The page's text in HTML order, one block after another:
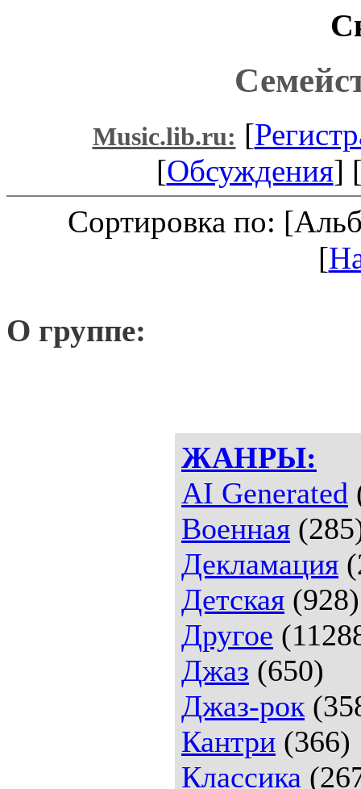
Music.lib.ru: [
[Обсуждения]
Сортировка по:
[
О группе:
ЖАНРЫ:
AI Generated
Военная
Декламация
Детская (928)
Другое
Джаз (650)
Джаз-рок
Кантри (366)
Классика